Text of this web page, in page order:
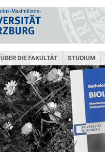
ÜBER DIE FAKULTÄT STUDIUM